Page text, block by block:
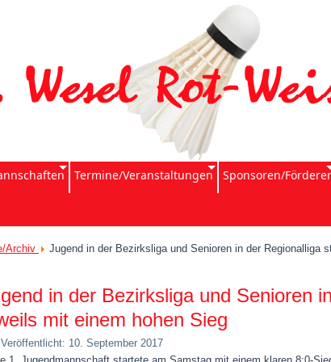
Termine/Veranstaltungen Sponsoren/Förderer
Archiv Jugend in der Bezirksliga und Senioren in der Regionalliga
in der Bezirksliga und Senioren
mit einem hohen Sieg
Veröffentlicht: 10. September 2017